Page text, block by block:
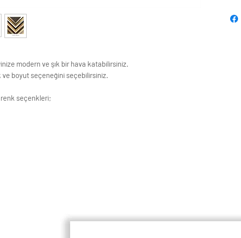
modern ve şık bir hava katabilirsiniz.
ve boyut seçeneğini seçebilirsiniz.
seçenkleri;
ve Yüksek Çözünürlüğe sahiptir.